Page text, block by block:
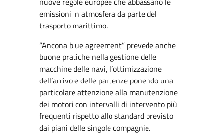
emissioni in atmosfera da parte del
trasporto marittimo.
“Ancona blue agreement” prevede anche
buone pratiche nella gestione delle
macchine delle navi, l’ottimizzazione
dell’arrivo e delle partenze ponendo una
particolare attenzione alla manutenzione
dei motori con intervalli di intervento più
frequenti rispetto allo standard previsto
dai piani delle singole compagnie.